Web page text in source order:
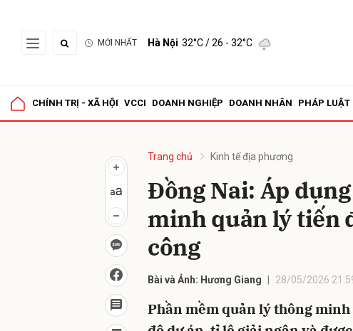
MỚI NHẤT Hà Nội 32°C/ 26 - 32°C
CHÍNH TRỊ - XÃ HỘI VCCI DOANH NGHIỆP DOANH NHÂN PHÁP LUẬT
Trang chủ Kinh tế địa phương
Đồng Nai: Áp
minh quản lý tiến
công
Bài và Ảnh: Hương Giang 28/05/2026
Phần mềm quản lý thông minh